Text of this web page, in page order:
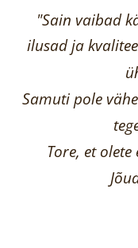
"Sain vaibad
ilusad ja
Samuti pole
Tore, et